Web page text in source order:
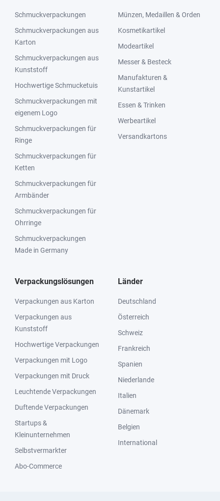
Schmuckverpackungen
Schmuckverpackungen aus
Karton
Schmuckverpackungen aus
Kunststoff
Hochwertige Schmucketuis
Schmuckverpackungen mit
eigenem Logo
Schmuckverpackungen für
Ringe
Schmuckverpackungen für
Ketten
Schmuckverpackungen für
Armbänder
Schmuckverpackungen für
Ohrringe
Schmuckverpackungen
Made in Germany
Münzen, Medaillen & Orden
Kosmetikartikel
Modeartikel
Messer & Besteck
Manufakturen &
Kunstartikel
Essen & Trinken
Werbeartikel
Versandkartons
Verpackungslösungen
Verpackungen aus Karton
Verpackungen aus
Kunststoff
Hochwertige Verpackungen
Verpackungen mit Logo
Verpackungen mit Druck
Leuchtende Verpackungen
Duftende Verpackungen
Startups &
Kleinunternehmen
Selbstvermarkter
Abo-Commerce
Länder
Deutschland
Österreich
Schweiz
Frankreich
Spanien
Niederlande
Italien
Dänemark
Belgien
International